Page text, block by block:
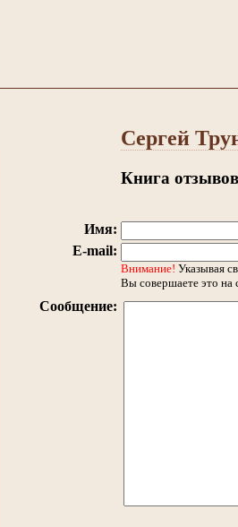
Сергей
Книга отзывов
Имя:
E-mail:
Внимание! Указывая
Вы совершаете это на
Сообщение: